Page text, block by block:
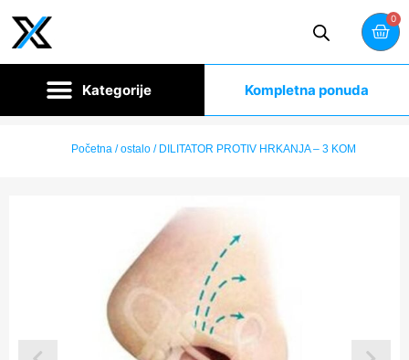
0
Kompletna ponuda
Početna /ostalo / DILITATOR PROTIV HRKANJA – 3 KOM